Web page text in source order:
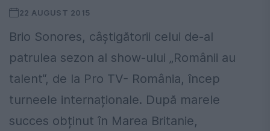
22 AUGUST 2015
Brio Sonores, câștigătorii celui de-al
patrulea sezon al show-ului „Românii au
talent“, de la Pro TV- România, încep
turneele internaționale. După marele
succes obținut în Marea Britanie,